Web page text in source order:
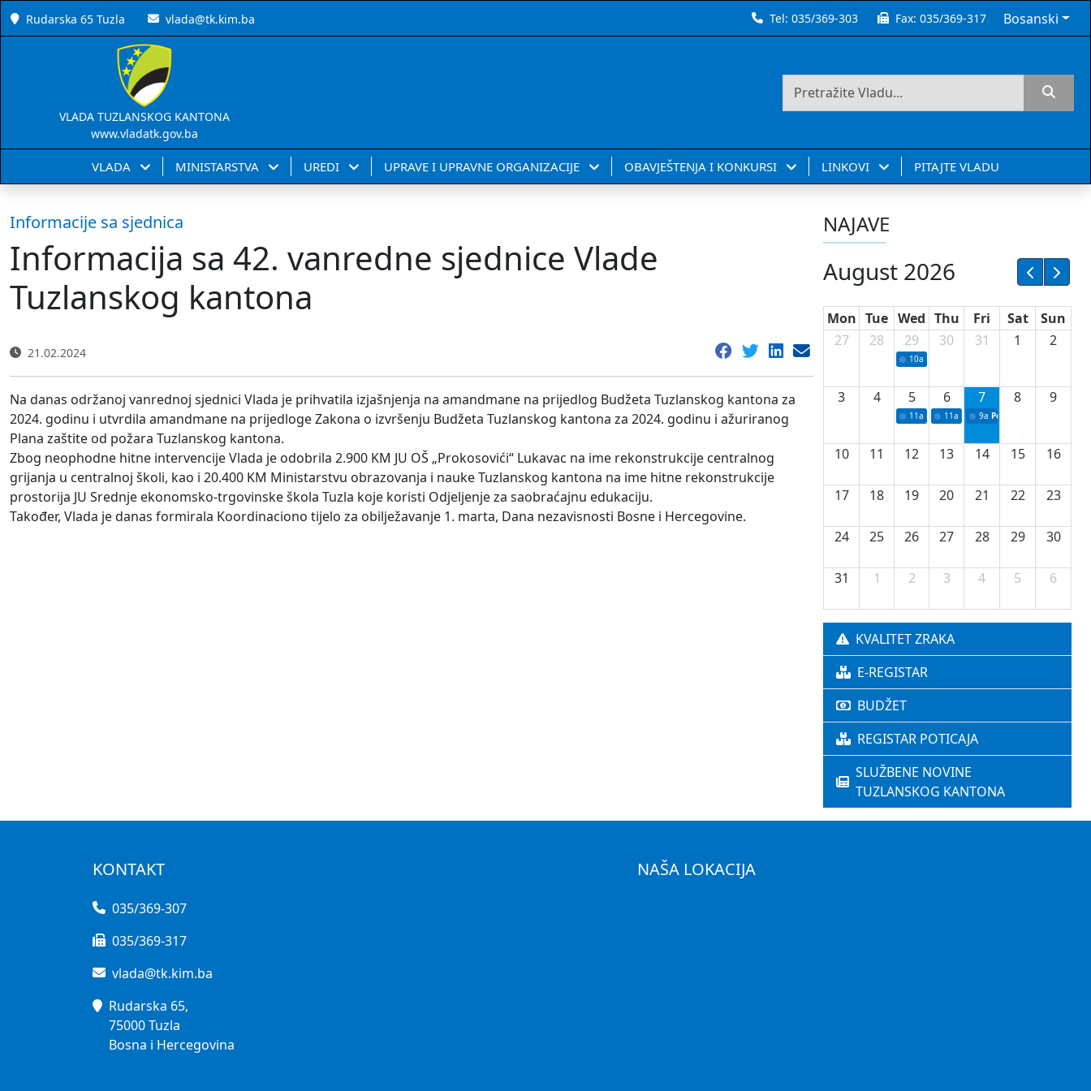
Rudarska 65 Tuzla vlada@tk.kim.ba Tel:035/369-303 Fax:035/369-317 Bosanski
VLADA TUZLANSKOG KANTONA
www.vladatk.gov.ba
VLADA MINISTARSTVA UREDI UPRAVE I UPRAVNE ORGANIZACIJE OBAVJEŠTENJA I KONKURSI LINKOVI PITAJTE VLADU
Informacije sa sjednica
Informacija sa 42. vanredne sjednice Vlade
Tuzlanskog kantona
21.02.2024
Na danas održanoj vanrednoj sjednici Vlada je prihvatila izjašnjenja na amandmane na prijedlog Budžeta Tuzlanskog kantona za
2024. godinu i utvrdila amandmane na prijedloge Zakona o izvršenju Budžeta Tuzlanskog kantona za 2024. godinu i ažuriranog
Plana zaštite od požara Tuzlanskog kantona.
Zbog neophodne hitne intervencije Vlada je odobrila 2.900 KM JU OŠ „Prokosovići“ Lukavac na ime rekonstrukcije centralnog
grijanja u centralnoj školi, kao i 20.400 KM Ministarstvu obrazovanja i nauke Tuzlanskog kantona na ime hitne rekonstrukcije
prostorija JU Srednje ekonomsko-trgovinske škola Tuzla koje koristi Odjeljenje za saobraćajnu edukaciju.
Također, Vlada je danas formirala Koordinaciono tijelo za obilježavanje 1. marta, Dana nezavisnosti Bosne i Hercegovine.
NAJAVE
August 2026
Mon Tue Wed Thu Fri Sat
Sun
27
28 29
10a Potpisivanje ugovora sa neprofitnim
30 31 1 2
3 4 5
11a Potpisivanje ugovora o stipendijama
6
11a Podrška razvoju vodne
7
9a Početak izgradnje nove
8 9
10 11 12 13 14 15 16
17 18 19 20 21 22 23
24 25 26 27 28 29 30
31 1 2 3 4 5 6
KVALITET ZRAKA
E-REGISTAR
BUDŽET
REGISTAR POTICAJA
SLUŽBENE NOVINE
TUZLANSKOG KANTONA
KONTAKT
035/369-307
035/369-317
vlada@tk.kim.ba
Rudarska 65,
75000 Tuzla
Bosna i Hercegovina
NAŠA LOKACIJA